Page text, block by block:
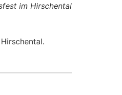
im Hirschental